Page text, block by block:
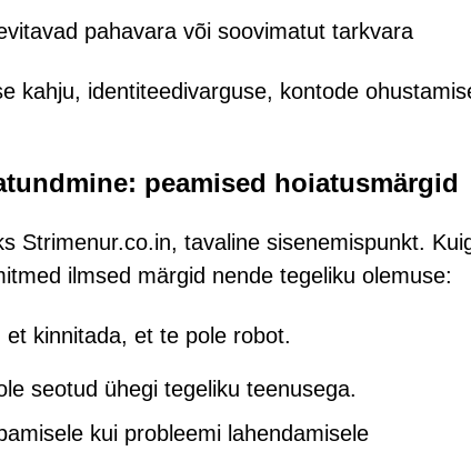
pahavara või soovimatut tarkvara
kahju, identiteedivarguse, kontode
peamised hoiatusmärgid
Strimenur.co.in, tavaline sisenemispunkt.
ilmsed märgid nende tegeliku olemuse:
et kinnitada, et te pole robot.
seotud ühegi tegeliku teenusega.
kui probleemi lahendamisele